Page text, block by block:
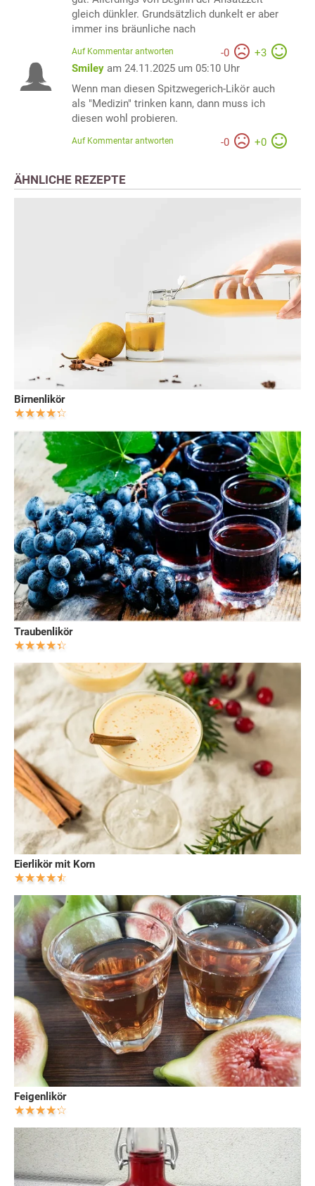
gleich dünkler. Grundsätzlich dunkelt er aber
immer ins bräunliche nach
-0 +3
Auf Kommentar antworten
Smiley am 24.11.2025 um 05:10 Uhr
Wenn man diesen Spitzwegerich-Likör auch
als "Medizin" trinken kann, dann muss ich
diesen wohl probieren.
-0 +0
Auf Kommentar antworten
ÄHNLICHE REZEPTE
Birnenlikör
Traubenlikör
Eierlikör mit Korn
Feigenlikör